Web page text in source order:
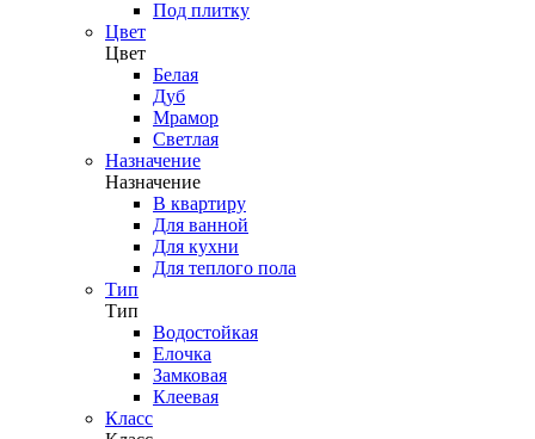
Под плитку
Цвет
Цвет
Белая
Дуб
Мрамор
Светлая
Назначение
Назначение
В квартиру
Для ванной
Для кухни
Для теплого пола
Тип
Тип
Водостойкая
Елочка
Замковая
Клеевая
Класс